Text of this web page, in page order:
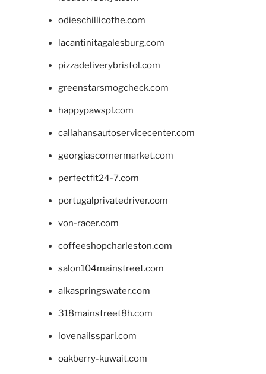
odieschillicothe.com
lacantinitagalesburg.com
pizzadeliverybristol.com
greenstarsmogcheck.com
happypawspl.com
callahansautoservicecenter.com
georgiascornermarket.com
perfectfit24-7.com
portugalprivatedriver.com
von-racer.com
coffeeshopcharleston.com
salon104mainstreet.com
alkaspringswater.com
318mainstreet8h.com
lovenailsspari.com
oakberry-kuwait.com